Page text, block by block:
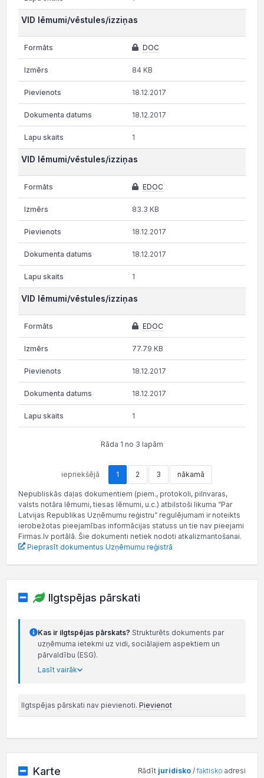
VID lēmumi/vēstules/izziņas
DOC
84 KB
18.12.2017
18.12.2017
1
VID lēmumi/vēstules/izziņas
EDOC
83.3 KB
18.12.2017
18.12.2017
1
VID lēmumi/vēstules/izziņas
EDOC
77.79 KB
18.12.2017
18.12.2017
1
Rāda 1 no 3 lapām
iepriekšējā 1 2 3 nākamā
Nepubliskās daļas dokumentiem (piem., protokoli, pilnvaras,
valsts notāra lēmumi, tiesas lēmumi, u.c.) atbilstoši likuma “Par
Latvijas Republikas Uzņēmumu reģistru” regulējumam ir noteikts
ierobežotas pieejamības informācijas statuss un tie nav pieejami
Firmas.lv portālā. Šie dokumenti netiek nodoti atkalizmantošanai.
Pieprasīt dokumentus Uzņēmumu reģistrā
Ilgtspējas pārskati
Kas ir ilgtspējas pārskats? Strukturēts dokuments par
uzņēmuma ietekmi uz vidi, sociālajiem aspektiem un
pārvaldību (ESG).
Lasīt vairāk
Ilgtspējas pārskati nav pievienoti. Pievienot
Karte Rādīt juridisko /faktisko adresi